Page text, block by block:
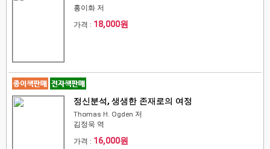
홍이화 저
가격 : 18,000원
정신분석, 생생한 존재로의 여정
Thomas H. Ogden 저
김정욱 역
가격 : 16,000원